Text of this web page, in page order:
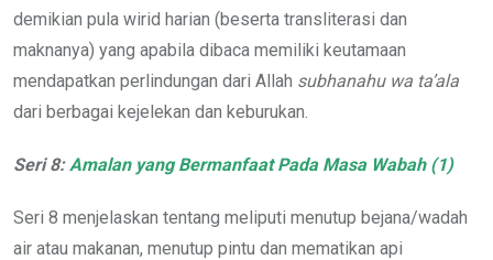
demikian pula wirid harian (beserta transliterasi dan
maknanya) yang apabila dibaca memiliki keutamaan
mendapatkan perlindungan dari Allah subhanahu wa ta’ala
dari berbagai kejelekan dan keburukan.
Seri 8:Amalan yang Bermanfaat Pada Masa Wabah (1)
Seri 8 menjelaskan tentang meliputi menutup bejana/wadah
air atau makanan, menutup pintu dan mematikan api